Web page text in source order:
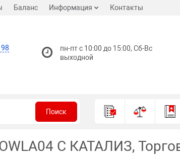
Баланс Информация Контакты
пн-пт с 10:00 до 15:00, Сб-Вс
выходной
Поиск
С КАТАЛИЗ,